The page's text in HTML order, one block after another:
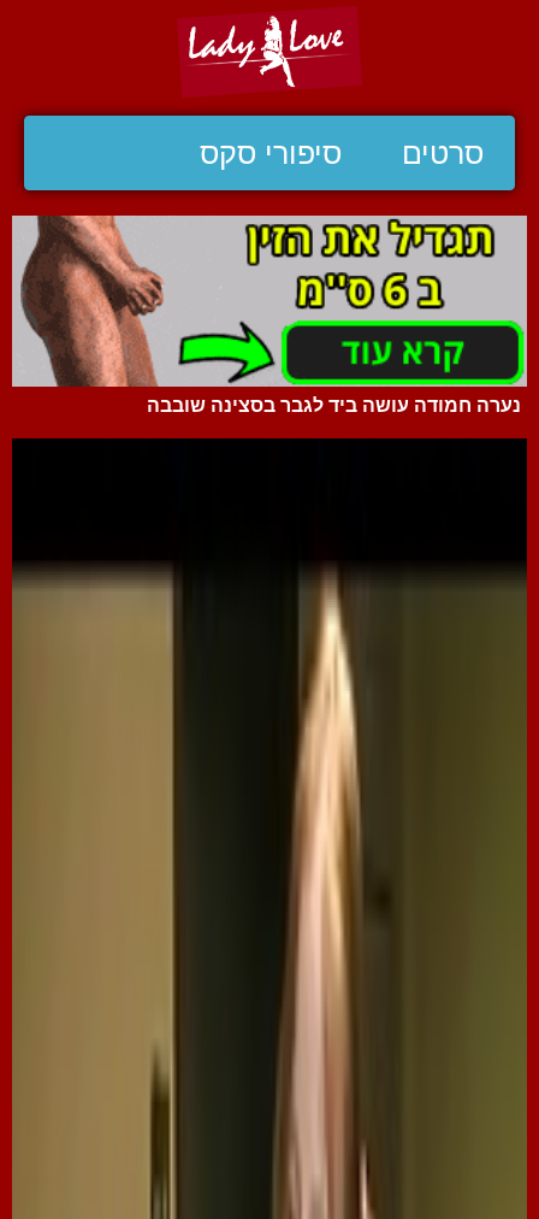
סרטים סיפורי סקס
נערה חמודה עושה ביד לגבר בסצינה שובבה